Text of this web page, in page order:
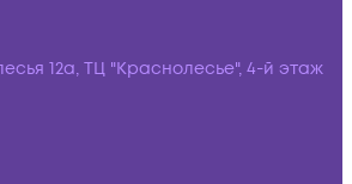
12а, ТЦ "Краснолесье", 4-й этаж